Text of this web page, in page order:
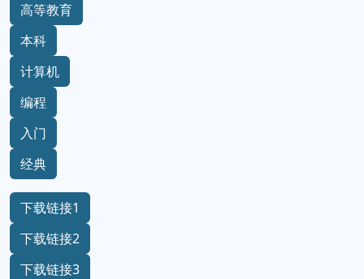
高等教育
本科
计算机
编程
入门
经典
下载链接1
下载链接2
下载链接3